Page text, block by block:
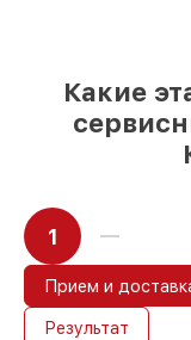
Какие
1
Прием и
Результат